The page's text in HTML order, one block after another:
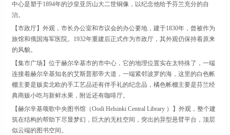
中心是塑于1894年的沙皇亚历山大二世铜像，以纪念他给予芬兰充分的自
治。
【市政厅】外观，市长办公室和市议会的办公要地，建于1830年，曾被作为
旅馆和俄国海军医院。1932年重建后正式作为市政厅，其外观仍保持着原来
的风貌。
【集市广场】位于赫尔辛基市的市中心，它的地理位置实在太特殊了，一端
连接着赫尔辛基知名的艾斯普那帝大道，一端紧邻波罗的海，这里的白色帐
棚主要是贩卖北欧的手工艺品还有伴手礼的纪念品，橘色帐棚主要是芬兰经
典商贩小吃与新鲜水果，附近还有咖啡厅。
【赫尔辛基颂歌中央图书馆（Oodi Helsinki Central Library ）】外观，整个建
筑在结构的帮助下尽显梦幻，巨大的无柱空间，突出的异型悬臂平台，顶层
似云端的图书空间。